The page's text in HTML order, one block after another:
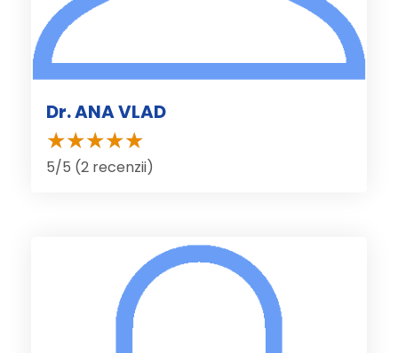
Dr. ANA VLAD
5/5 (2 recenzii)